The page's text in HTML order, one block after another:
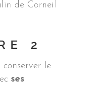
2
le
ses